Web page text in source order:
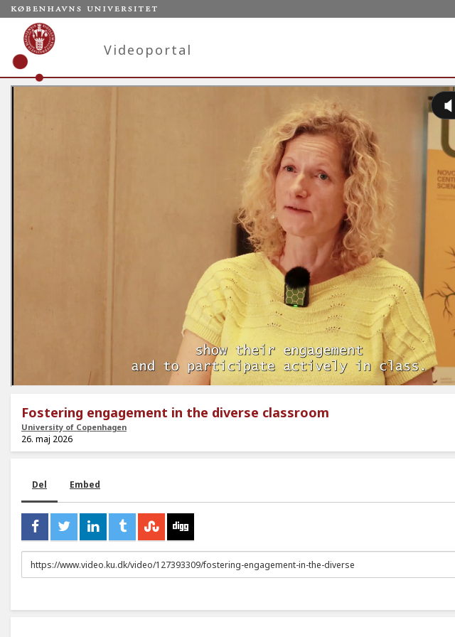
Videoportal
Fostering engagement in the diverse classroom
University of Copenhagen
26. maj 2026
Del Embed
URL
to